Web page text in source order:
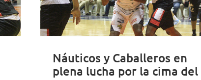
Náuticos y Caballeros en
plena lucha por la cima del